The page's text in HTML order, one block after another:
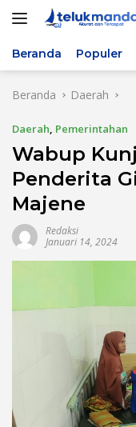
Beranda Populer
Beranda Daerah
Daerah, Pemerintahan
Wabup
Penderita
Majene
Redaksi
Januari 14, 2024